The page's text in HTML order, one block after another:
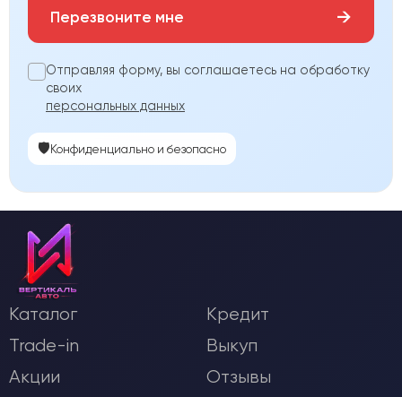
Перезвоните мне →
Отправляя форму, вы соглашаетесь на обработку
своих
персональных данных
🛡️Конфиденциально и безопасно
Каталог
Кредит
Trade-in
Выкуп
Акции
Отзывы